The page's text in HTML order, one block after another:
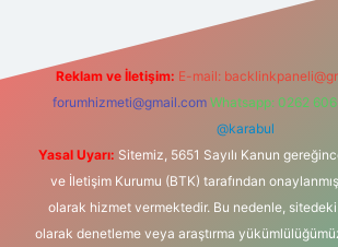
Reklam ve İletişim: E-mail:
forumhizmeti@gmail.com Whatsapp: 0262
@karabul
Yasal Uyarı: Sitemiz, 5651 Sayılı Kanun
ve İletişim Kurumu (BTK) tarafından
olarak hizmet vermektedir. Bu nedenle,
olarak denetleme veya araştırma